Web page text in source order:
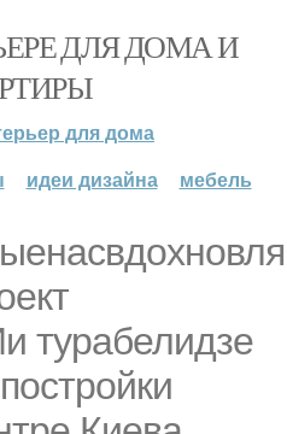
ДЛЯ ДОМА И
для дома
идеи дизайна мебель
турабелидзе